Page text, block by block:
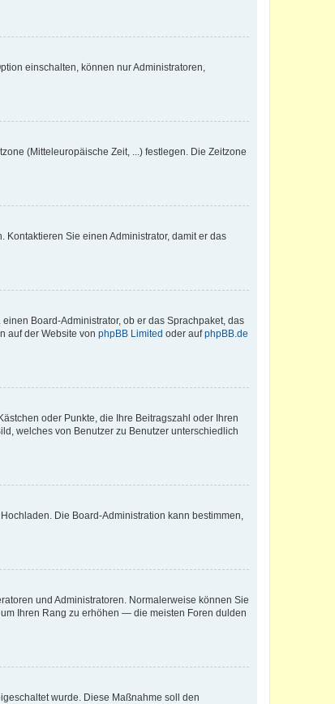
einschalten, können nur Administratoren,
(Mitteleuropäische Zeit, ...) festlegen. Die Zeitzone
Sie einen Administrator, damit er das
Board-Administrator, ob er das Sprachpaket, das
auf der Website von phpBB Limited oder aufphpBB.de
oder Punkte, die Ihre Beitragszahl oder Ihren
welches von Benutzer zu Benutzer unterschiedlich
Die Board-Administration kann bestimmen,
und Administratoren. Normalerweise können Sie
Ihren Rang zu erhöhen — die meisten Foren dulden
wurde. Diese Maßnahme soll den